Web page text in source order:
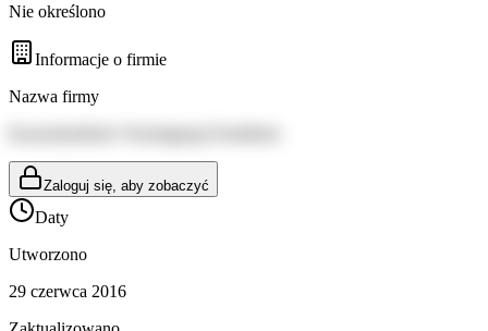
Nie określono
Informacje o firmie
Nazwa firmy
Zaloguj się, aby zobaczyć
Daty
Utworzono
29 czerwca 2016